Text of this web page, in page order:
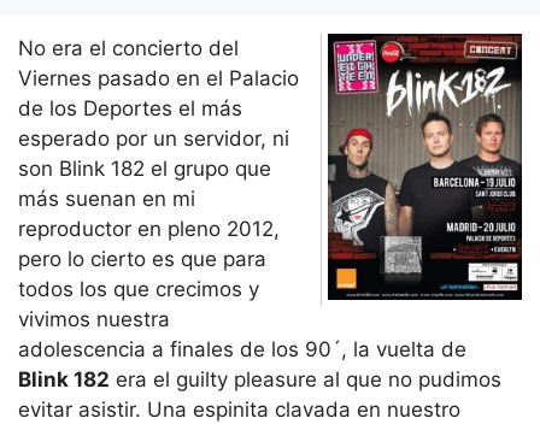
No era el concierto del
Viernes pasado en el Palacio
de los Deportes el más
esperado por un servidor, ni
son Blink 182 el grupo que
más suenan en mi
reproductor en pleno 2012,
pero lo cierto es que para
todos los que crecimos y
vivimos nuestra
adolescencia a finales de los 90´, la vuelta de
Blink 182 era el guilty pleasure al que no pudimos
evitar asistir. Una espinita clavada en nuestro